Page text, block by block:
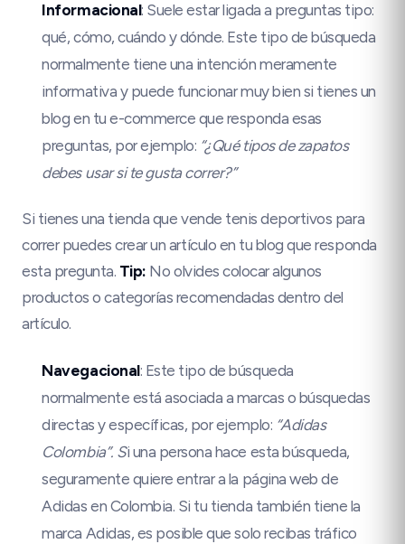
Informacional: Suele estar ligada a preguntas tipo:
qué, cómo, cuándo y dónde. Este tipo de búsqueda
normalmente tiene una intención meramente
informativa y puede funcionar muy bien si tienes un
blog en tu e-commerce que responda esas
preguntas, por ejemplo: “¿Qué tipos de zapatos
debes usar si te gusta correr?”
Si tienes una tienda que vende tenis deportivos para
correr puedes crear un artículo en tu blog que responda
esta pregunta. Tip: No olvides colocar algunos
productos o categorías recomendadas dentro del
artículo.
Navegacional: Este tipo de búsqueda
normalmente está asociada a marcas o búsquedas
directas y específicas, por ejemplo: “Adidas
Colombia”. Si una persona hace esta búsqueda,
seguramente quiere entrar a la página web de
Adidas en Colombia. Si tu tienda también tiene la
marca Adidas, es posible que solo recibas tráfico